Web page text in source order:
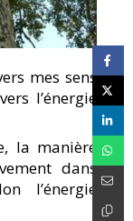
mes sens
l’énergie
la manière
dans
l’énergie